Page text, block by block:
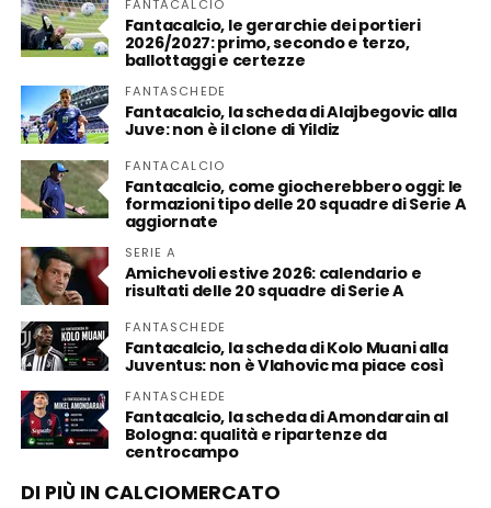
FANTACALCIO
Fantacalcio, le gerarchie dei portieri
2026/2027: primo, secondo e terzo,
ballottaggi e certezze
FANTASCHEDE
Fantacalcio, la scheda di Alajbegovic alla
Juve: non è il clone di Yildiz
FANTACALCIO
Fantacalcio, come giocherebbero oggi: le
formazioni tipo delle 20 squadre di Serie A
aggiornate
SERIE A
Amichevoli estive 2026: calendario e
risultati delle 20 squadre di Serie A
FANTASCHEDE
Fantacalcio, la scheda di Kolo Muani alla
Juventus: non è Vlahovic ma piace così
FANTASCHEDE
Fantacalcio, la scheda di Amondarain al
Bologna: qualità e ripartenze da
centrocampo
DI PIÙ IN CALCIOMERCATO